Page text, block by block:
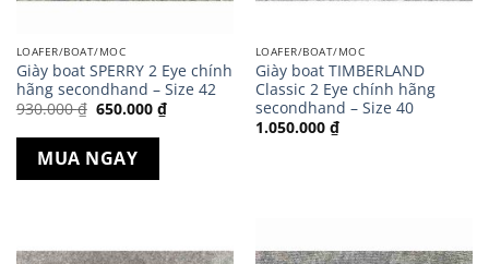
LOAFER/BOAT/MOC
Giày boat SPERRY 2 Eye chính
hãng secondhand – Size 42
930.000₫ Giá
là:
930.000 ₫.
650.000 ₫Giá
hiện
MUA NGAY
LOAFER/BOAT/MOC
Giày boat TIMBERLAND
Classic 2 Eye chính hãng
secondhand – Size 40
1.050.000 ₫